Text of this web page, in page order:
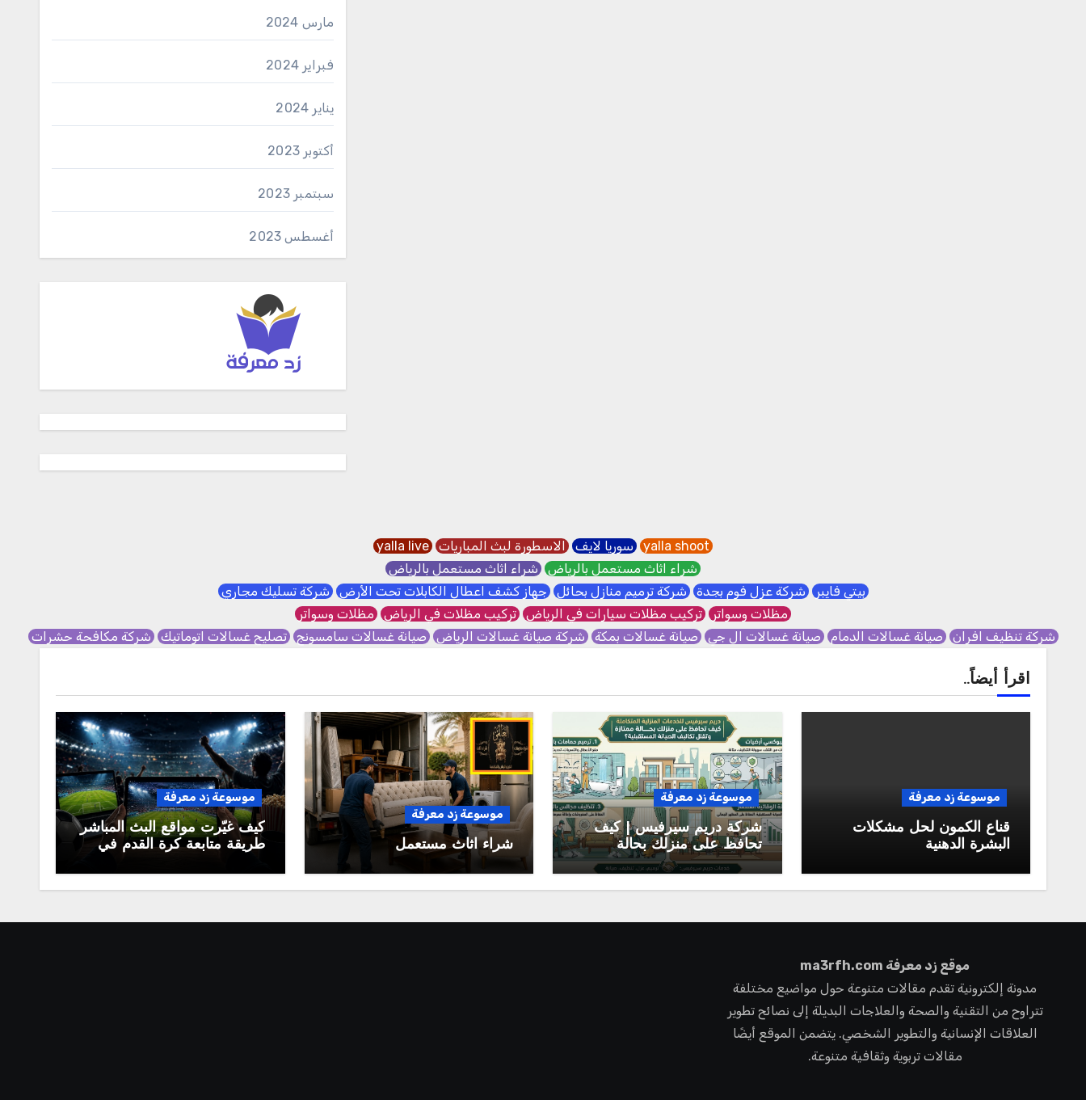
مارس 2024
فبراير 2024
يناير 2024
أكتوبر 2023
سبتمبر 2023
أغسطس 2023
yalla shoot سوريا لايف الاسطورة لبث المباريات yalla live
شراء اثاث مستعمل بالرياض شراء اثاث مستعمل بالرياض
بيتي فايبر شركة عزل فوم بجدة شركة ترميم منازل بحائل جهاز كشف اعطال الكابلات تحت الأرض شركة تسليك مجاري
مظلات وسواتر تركيب مظلات سيارات في الرياض تركيب مظلات في الرياض مظلات وسواتر
شركة تنظيف افران صيانة غسالات الدمام صيانة غسالات ال جي صيانة غسالات بمكة شركة صيانة غسالات الرياض صيانة غسالات سامسونج تصليح غسالات اتوماتيك شركة مكافحة حشرات
اقرأ أيضاً..
موسوعة زد معرفة
قناع الكمون لحل مشكلات
البشرة الدهنية
موسوعة زد معرفة
شركة دريم سيرفيس | كيف
تحافظ على منزلك بحالة
ممتازة وتقلل تكاليف الصيانة
المستقبلية؟
موسوعة زد معرفة
شراء اثاث مستعمل
موسوعة زد معرفة
كيف غيّرت مواقع البث المباشر
طريقة متابعة كرة القدم في
موقع زد معرفة ma3rfh.com
مدونة إلكترونية تقدم مقالات متنوعة حول مواضيع مختلفة
تتراوح من التقنية والصحة والعلاجات البديلة إلى نصائح تطوير
العلاقات الإنسانية والتطوير الشخصي. يتضمن الموقع أيضًا
مقالات تربوية وثقافية متنوعة.